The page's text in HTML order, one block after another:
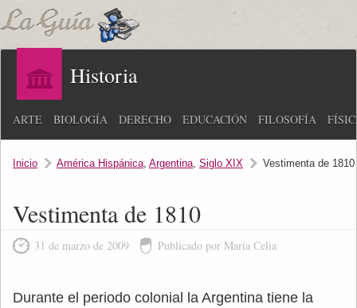
Historia
ARTE BIOLOGÍA DERECHO EDUCACIÓN FILOSOFÍA
Inicio América Hispánica, Argentina, Siglo XIX Vestimenta de 1810
Vestimenta de 1810
31 de marzo de 2009 Publicado por María Celia
Durante el periodo colonial la Argentina tiene la